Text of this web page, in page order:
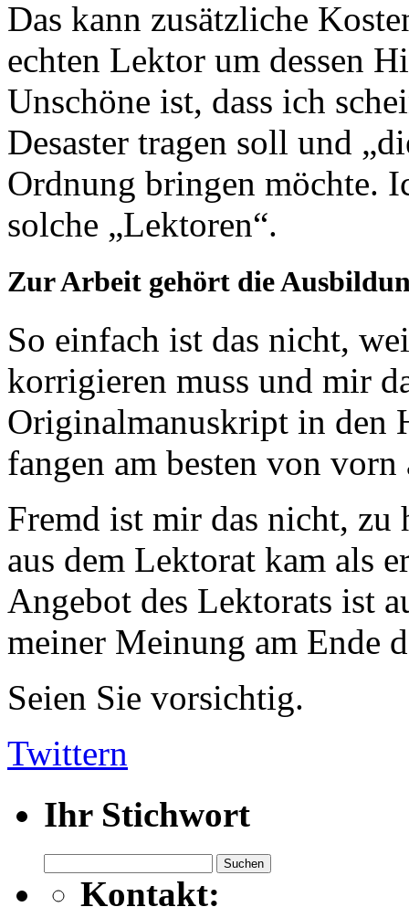
Das kann zusätzliche
echten Lektor um dessen
Unschöne ist, dass ich
Desaster tragen soll und
Ordnung bringen möchte.
solche „Lektoren“.
Zur Arbeit gehört die
So einfach ist das nicht,
korrigieren muss und mir
Originalmanuskript in den
fangen am besten von vorn
Fremd ist mir das nicht, zu
aus dem Lektorat kam als
Angebot des Lektorats ist
meiner Meinung am Ende
Seien Sie vorsichtig.
Twittern
Ihr Stichwort
nach: Kontakt: